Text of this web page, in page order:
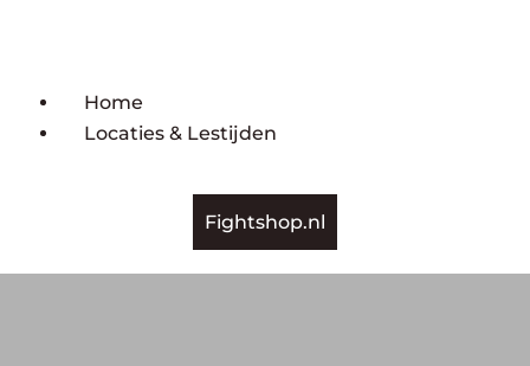
Home
Locaties & Lestijden
Fightshop.nl